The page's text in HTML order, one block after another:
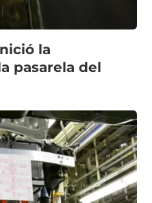
la
pasarela del